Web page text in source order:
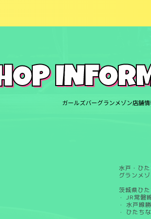
ガールズバーグランメゾン店舗
水戸・ひ
グランメ
茨城県ひ
・ JR常磐
・ 水戸線
・ ひたち